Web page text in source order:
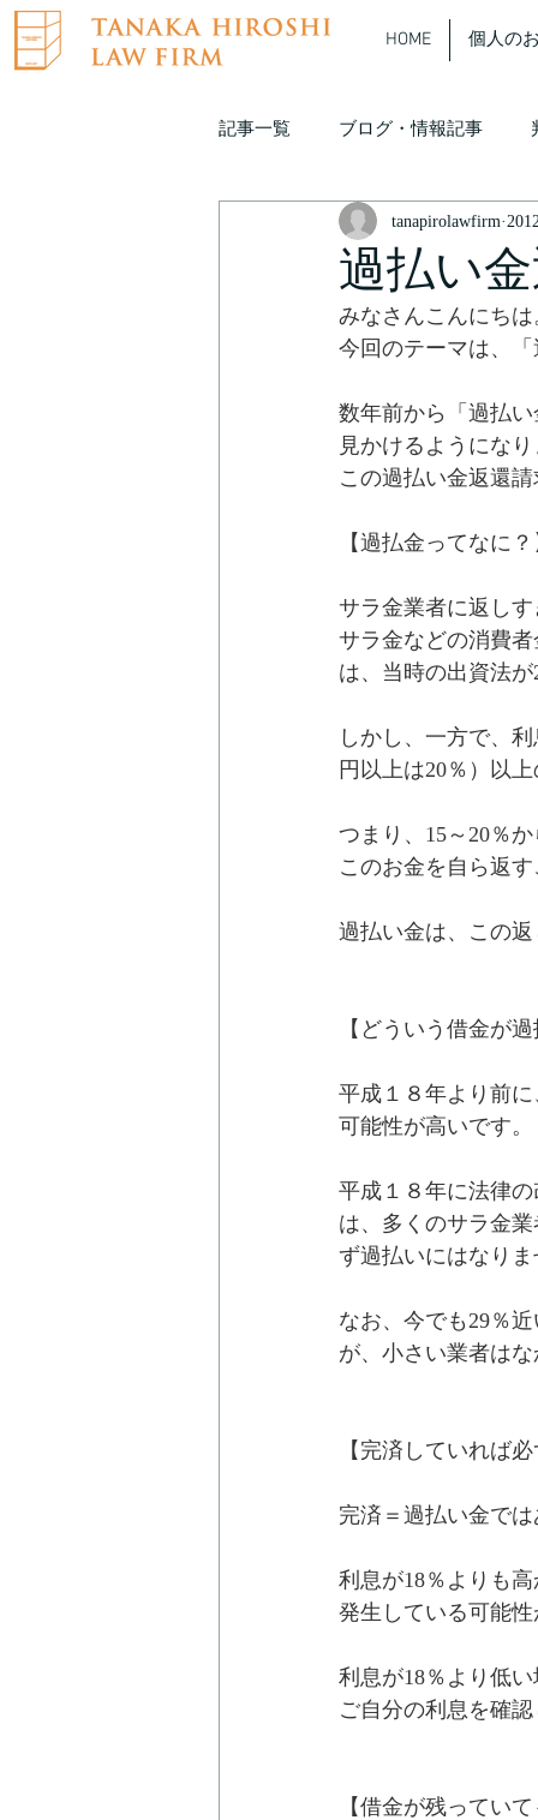
HOME 個人の
記事一覧 ブログ・情報記事
たなぴろ弁護士 動画解説
過払い
tanapirolawfirm
みなさんこんにちは
今回のテーマは、
数年前から「過払
見かけるようにな
この過払い金返還
【過払金ってなに
サラ金業者に返し
サラ金などの消費
は、当時の出資法
しかし、一方で、
円以上は20％）以
つまり、15～20％
このお金を自ら返
過払い金は、この
【どういう借金が
平成１８年より前
可能性が高いです。
平成１８年に法律
は、多くのサラ金
ず過払いにはなり
なお、今でも29％
が、小さい業者は
【完済していれば
完済＝過払い金で
利息が18％よりも
発生している可能
利息が18％より低
ご自分の利息を確
【借金が残ってい